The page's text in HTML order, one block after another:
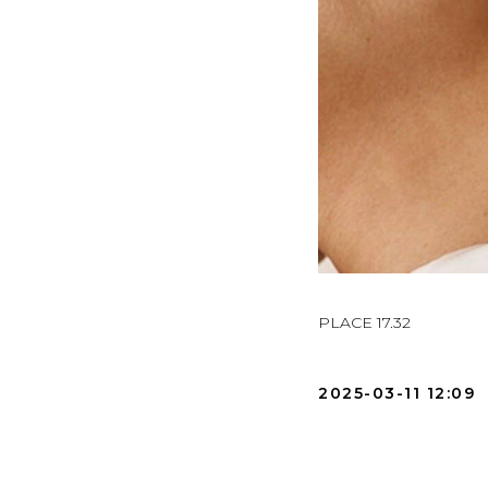
PLACE 17.32
2025-03-11 12:09